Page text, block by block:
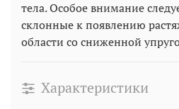
тела. Особое внимание
склонные к появлению
области со сниженной
Характеристики